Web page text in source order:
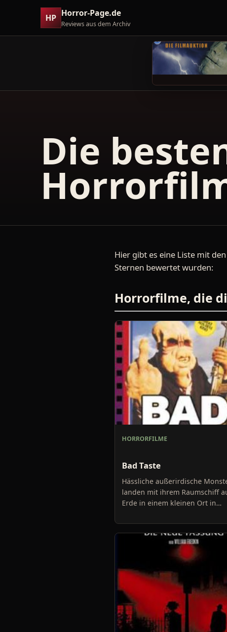
HP Horror-Page.de
Reviews aus dem Archiv
Die
Hier gibt es eine Liste mit den
Sternen bewertet wurden:
Horrorfilme, die
HORRORFILME
Bad Taste
Hässliche außerirdische
landen mit ihrem Raumschiff
Erde in einem kleinen Ort in
vorgenommen Menschen zu
entführe